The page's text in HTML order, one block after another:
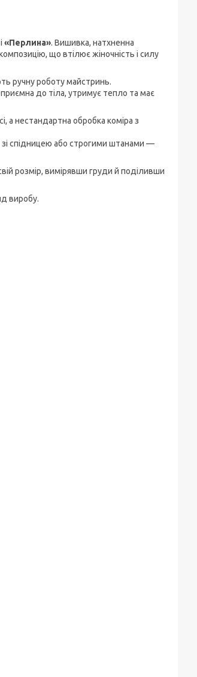
«Перлина». Вишивка, натхненна
що втілює жіночність і силу
ручну роботу майстринь.
до тіла, утримує тепло та має
а нестандартна обробка коміра з
зі спідницею або строгими штанами —
розмір, вимірявши груди й поділивши
виробу.